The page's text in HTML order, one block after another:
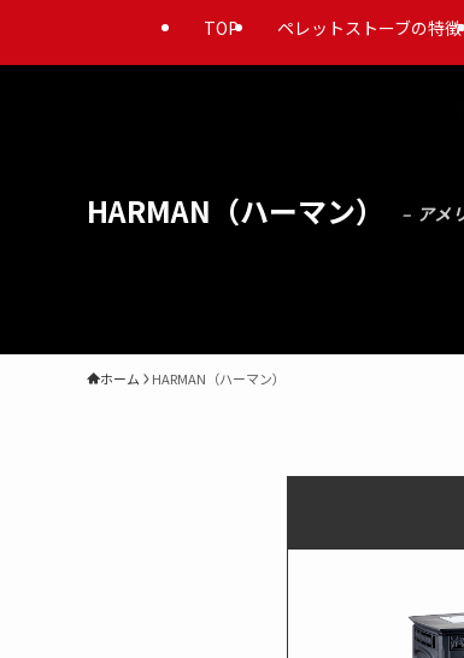
TOP ペレットストーブの特徴
HARMAN（ハーマン） – アメ
ホーム HARMAN（ハーマン）